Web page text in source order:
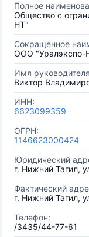
Полное
Общество с
НТ"
Сокращенное
ООО "Уралэкспо-
Имя
Виктор
ИНН:
6623099359
ОГРН:
1146623000424
Юридический
г. Нижний Тагил,
Фактический
г. Нижний Тагил,
Телефон:
/3435/44-77-61